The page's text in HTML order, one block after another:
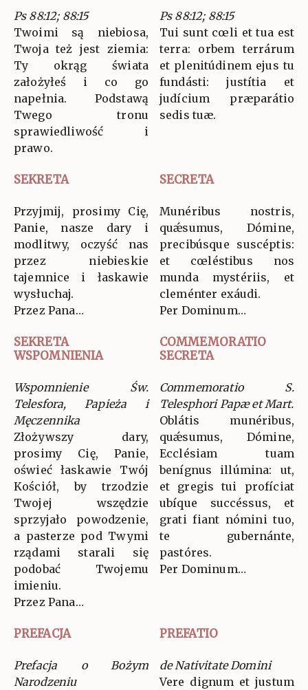
Ps 88:12; 88:15
Twoimi są niebiosa,
Twoja też jest ziemia:
Ty okrąg świata
założyłeś i co go
napełnia. Podstawą
Twego tronu
sprawiedliwość i
prawo.
Ps 88:12; 88:15
Tui sunt cœli et tua est
terra: orbem terrárum
et plenitúdinem ejus tu
fundásti: justítia et
judícium præparátio
sedis tuæ.
SEKRETA SECRETA
Przyjmij, prosimy Cię,
Panie, nasze dary i
modlitwy, oczyść nas
przez niebieskie
tajemnice i łaskawie
wysłuchaj.
Przez Pana…
Munéribus nostris,
quǽsumus, Dómine,
precibúsque suscéptis:
et cœléstibus nos
munda mystériis, et
cleménter exáudi.
Per Dominum…
SEKRETA
WSPOMNIENIA
COMMEMORATIO
SECRETA
Wspomnienie Św.
Telesfora, Papieża i
Męczennika
Złożywszy dary,
prosimy Cię, Panie,
oświeć łaskawie Twój
Kościół, by trzodzie
Twojej wszędzie
sprzyjało powodzenie,
a pasterze pod Twymi
rządami starali się
podobać Twojemu
imieniu.
Przez Pana…
Commemoratio S.
Telesphori Papæ et Mart.
Oblátis munéribus,
quǽsumus, Dómine,
Ecclésiam tuam
benígnus illúmina: ut,
et gregis tui profíciat
ubíque succéssus, et
grati fiant nómini tuo,
te gubernánte,
pastóres.
Per Dominum…
PREFACJA PREFATIO
Prefacja o Bożym
Narodzeniu
de Nativitate Domini
Vere dignum et justum